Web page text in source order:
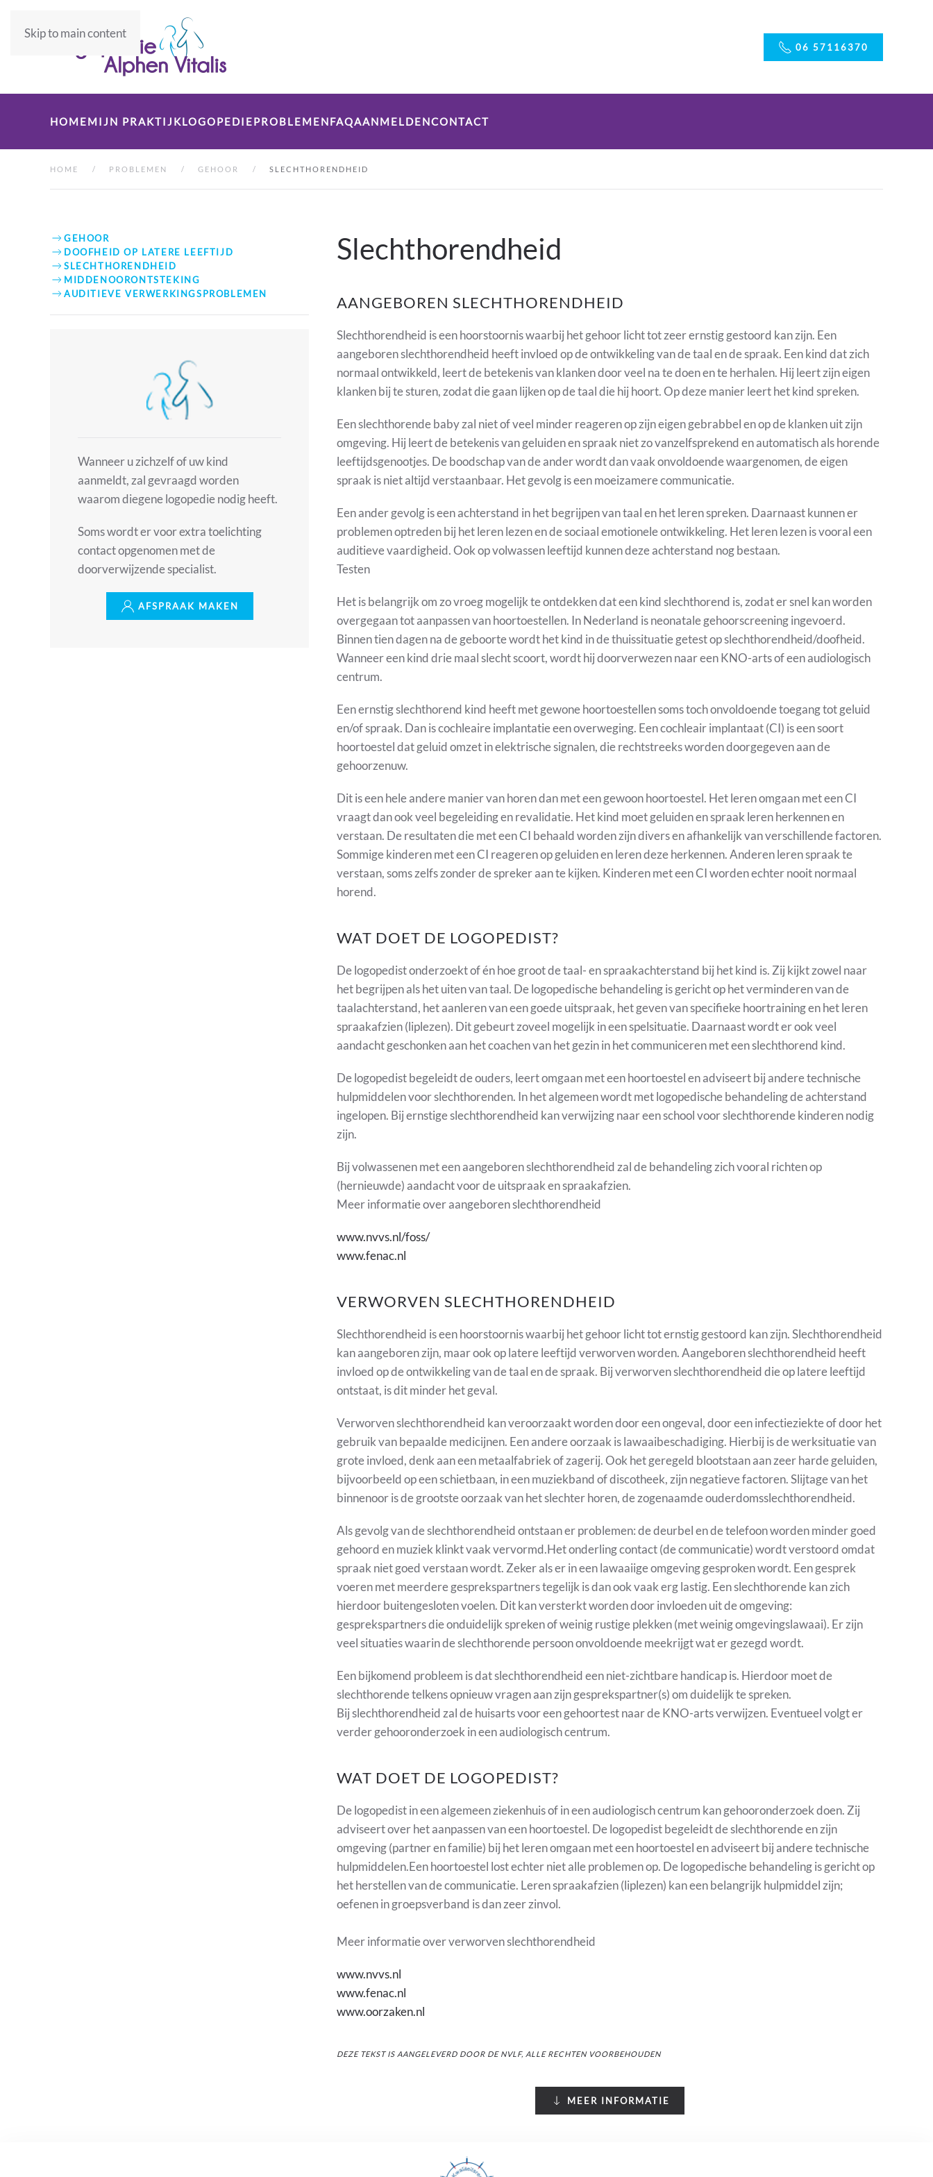
Skip to main content
06 57116370
HOMEMIJN PRAKTIJKLOGOPEDIEPROBLEMENFAQAANMELDENCONTACT
HOME PROBLEMEN GEHOOR SLECHTHORENDHEID
GEHOOR
DOOFHEID OP LATERE LEEFTIJD
SLECHTHORENDHEID
MIDDENOORONTSTEKING
AUDITIEVE VERWERKINGSPROBLEMEN
Wanneer u zichzelf of uw kind
aanmeldt, zal gevraagd worden
waarom diegene logopedie nodig heeft.
Soms wordt er voor extra toelichting
contact opgenomen met de
doorverwijzende specialist.
AFSPRAAK MAKEN
Slechthorendheid
AANGEBOREN SLECHTHORENDHEID
Slechthorendheid is een hoorstoornis waarbij het gehoor licht tot zeer ernstig gestoord kan zijn. Een
aangeboren slechthorendheid heeft invloed op de ontwikkeling van de taal en de spraak. Een kind dat zich
normaal ontwikkeld, leert de betekenis van klanken door veel na te doen en te herhalen. Hij leert zijn eigen
klanken bij te sturen, zodat die gaan lijken op de taal die hij hoort. Op deze manier leert het kind spreken.
Een slechthorende baby zal niet of veel minder reageren op zijn eigen gebrabbel en op de klanken uit zijn
omgeving. Hij leert de betekenis van geluiden en spraak niet zo vanzelfsprekend en automatisch als horende
leeftijdsgenootjes. De boodschap van de ander wordt dan vaak onvoldoende waargenomen, de eigen
spraak is niet altijd verstaanbaar. Het gevolg is een moeizamere communicatie.
Een ander gevolg is een achterstand in het begrijpen van taal en het leren spreken. Daarnaast kunnen er
problemen optreden bij het leren lezen en de sociaal emotionele ontwikkeling. Het leren lezen is vooral een
auditieve vaardigheid. Ook op volwassen leeftijd kunnen deze achterstand nog bestaan.
Testen
Het is belangrijk om zo vroeg mogelijk te ontdekken dat een kind slechthorend is, zodat er snel kan worden
overgegaan tot aanpassen van hoortoestellen. In Nederland is neonatale gehoorscreening ingevoerd.
Binnen tien dagen na de geboorte wordt het kind in de thuissituatie getest op slechthorendheid/doofheid.
Wanneer een kind drie maal slecht scoort, wordt hij doorverwezen naar een KNO-arts of een audiologisch
centrum.
Een ernstig slechthorend kind heeft met gewone hoortoestellen soms toch onvoldoende toegang tot geluid
en/of spraak. Dan is cochleaire implantatie een overweging. Een cochleair implantaat (CI) is een soort
hoortoestel dat geluid omzet in elektrische signalen, die rechtstreeks worden doorgegeven aan de
gehoorzenuw.
Dit is een hele andere manier van horen dan met een gewoon hoortoestel. Het leren omgaan met een CI
vraagt dan ook veel begeleiding en revalidatie. Het kind moet geluiden en spraak leren herkennen en
verstaan. De resultaten die met een CI behaald worden zijn divers en afhankelijk van verschillende factoren.
Sommige kinderen met een CI reageren op geluiden en leren deze herkennen. Anderen leren spraak te
verstaan, soms zelfs zonder de spreker aan te kijken. Kinderen met een CI worden echter nooit normaal
horend.
WAT DOET DE LOGOPEDIST?
De logopedist onderzoekt of én hoe groot de taal- en spraakachterstand bij het kind is. Zij kijkt zowel naar
het begrijpen als het uiten van taal. De logopedische behandeling is gericht op het verminderen van de
taalachterstand, het aanleren van een goede uitspraak, het geven van specifieke hoortraining en het leren
spraakafzien (liplezen). Dit gebeurt zoveel mogelijk in een spelsituatie. Daarnaast wordt er ook veel
aandacht geschonken aan het coachen van het gezin in het communiceren met een slechthorend kind.
De logopedist begeleidt de ouders, leert omgaan met een hoortoestel en adviseert bij andere technische
hulpmiddelen voor slechthorenden. In het algemeen wordt met logopedische behandeling de achterstand
ingelopen. Bij ernstige slechthorendheid kan verwijzing naar een school voor slechthorende kinderen nodig
zijn.
Bij volwassenen met een aangeboren slechthorendheid zal de behandeling zich vooral richten op
(hernieuwde) aandacht voor de uitspraak en spraakafzien.
Meer informatie over aangeboren slechthorendheid
www.nvvs.nl/foss/
www.fenac.nl
VERWORVEN SLECHTHORENDHEID
Slechthorendheid is een hoorstoornis waarbij het gehoor licht tot ernstig gestoord kan zijn. Slechthorendheid
kan aangeboren zijn, maar ook op latere leeftijd verworven worden. Aangeboren slechthorendheid heeft
invloed op de ontwikkeling van de taal en de spraak. Bij verworven slechthorendheid die op latere leeftijd
ontstaat, is dit minder het geval.
Verworven slechthorendheid kan veroorzaakt worden door een ongeval, door een infectieziekte of door het
gebruik van bepaalde medicijnen. Een andere oorzaak is lawaaibeschadiging. Hierbij is de werksituatie van
grote invloed, denk aan een metaalfabriek of zagerij. Ook het geregeld blootstaan aan zeer harde geluiden,
bijvoorbeeld op een schietbaan, in een muziekband of discotheek, zijn negatieve factoren. Slijtage van het
binnenoor is de grootste oorzaak van het slechter horen, de zogenaamde ouderdomsslechthorendheid.
Als gevolg van de slechthorendheid ontstaan er problemen: de deurbel en de telefoon worden minder goed
gehoord en muziek klinkt vaak vervormd.Het onderling contact (de communicatie) wordt verstoord omdat
spraak niet goed verstaan wordt. Zeker als er in een lawaaiige omgeving gesproken wordt. Een gesprek
voeren met meerdere gesprekspartners tegelijk is dan ook vaak erg lastig. Een slechthorende kan zich
hierdoor buitengesloten voelen. Dit kan versterkt worden door invloeden uit de omgeving:
gesprekspartners die onduidelijk spreken of weinig rustige plekken (met weinig omgevingslawaai). Er zijn
veel situaties waarin de slechthorende persoon onvoldoende meekrijgt wat er gezegd wordt.
Een bijkomend probleem is dat slechthorendheid een niet-zichtbare handicap is. Hierdoor moet de
slechthorende telkens opnieuw vragen aan zijn gesprekspartner(s) om duidelijk te spreken.
Bij slechthorendheid zal de huisarts voor een gehoortest naar de KNO-arts verwijzen. Eventueel volgt er
verder gehooronderzoek in een audiologisch centrum.
WAT DOET DE LOGOPEDIST?
De logopedist in een algemeen ziekenhuis of in een audiologisch centrum kan gehooronderzoek doen. Zij
adviseert over het aanpassen van een hoortoestel. De logopedist begeleidt de slechthorende en zijn
omgeving (partner en familie) bij het leren omgaan met een hoortoestel en adviseert bij andere technische
hulpmiddelen.Een hoortoestel lost echter niet alle problemen op. De logopedische behandeling is gericht op
het herstellen van de communicatie. Leren spraakafzien (liplezen) kan een belangrijk hulpmiddel zijn;
oefenen in groepsverband is dan zeer zinvol.
Meer informatie over verworven slechthorendheid
www.nvvs.nl
www.fenac.nl
www.oorzaken.nl
DEZE TEKST IS AANGELEVERD DOOR DE NVLF, ALLE RECHTEN VOORBEHOUDEN
MEER INFORMATIE